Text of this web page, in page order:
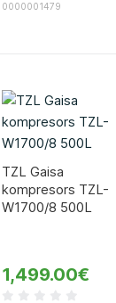
0000001479
TZL Gaisa
kompresors TZL-
W1700/8 500L
1,499.00€